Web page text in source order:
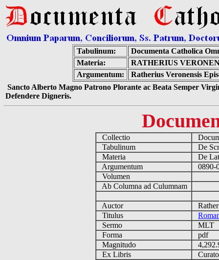
Tabulinum:
Documenta Catholica
Materia:
RATHERIUS
Argumentum:
Ratherius Veronensis
Sancto Alberto Magno Patrono Plorante ac Beata Semper
Defendere Digneris.
Collectio
Tabulinum
De
Materia
De
Argumentum
0890-
Volumen
Ab Columna ad Culumnam
Auctor
Titulus
Sermo
MLT
Forma
pdf
Magnitudo
Ex Libris